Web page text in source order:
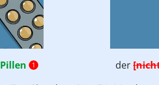
Pillen 1 der